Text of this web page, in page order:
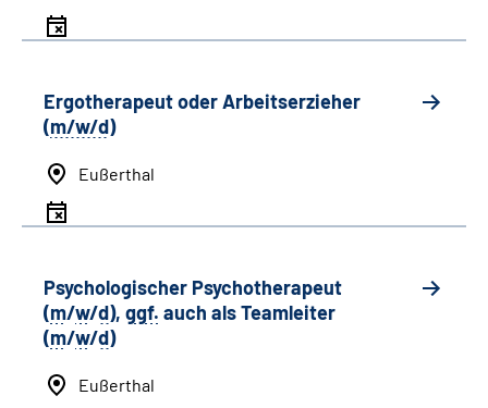
Ergotherapeut oder Arbeitserzieher
(m/w/d)
Eußerthal
Psychologischer Psychotherapeut
(m/w/d), ggf. auch alsTeamleiter
(m/w/d)
Eußerthal